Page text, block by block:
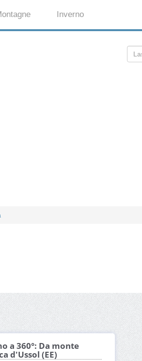
Inverno
a 360°: Da monte
d'Ussol (EE)